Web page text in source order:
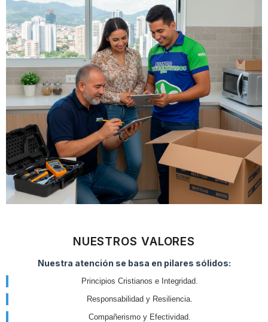
NUESTROS VALORES
Nuestra atención se basa en pilares sólidos:
Principios Cristianos e Integridad.
Responsabilidad y Resiliencia.
Compañerismo y Efectividad.